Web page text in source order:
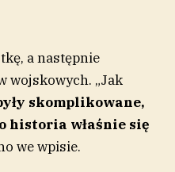
a następnie
wojskowych. „Jak
skomplikowane,
historia właśnie się
we wpisie.